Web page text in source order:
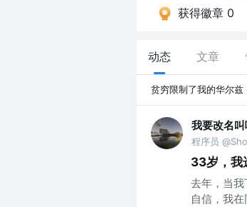
获得徽章 0
动态 文章
贫穷限制了我的华尔兹
我要改名
程序员
33岁，我
去年，当
自信，我